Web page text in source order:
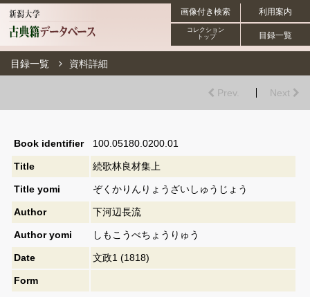
利用案内
画像付き検索
目録一覧
コレクション
トップ
目録一覧 資料詳細
Prev. Next
Book identifier 100.05180.0200.01
Title 続歌林良材集上
Title yomi ぞくかりんりょうざいしゅうじょう
Author 下河辺長流
Author yomi しもこうべちょうりゅう
Date 文政1 (1818)
Form